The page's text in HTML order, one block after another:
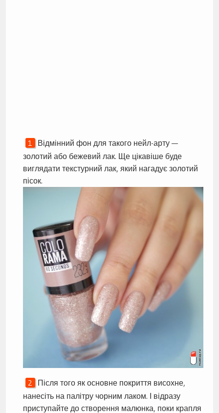
Відмінний фон для такого нейл-арту —
золотий або бежевий лак. Ще цікавіше буде
виглядати текстурний лак, який нагадує золотий
пісок.
Після того як основне покриття висохне,
нанесіть на палітру чорним лаком. І відразу
приступайте до створення малюнка, поки крапля